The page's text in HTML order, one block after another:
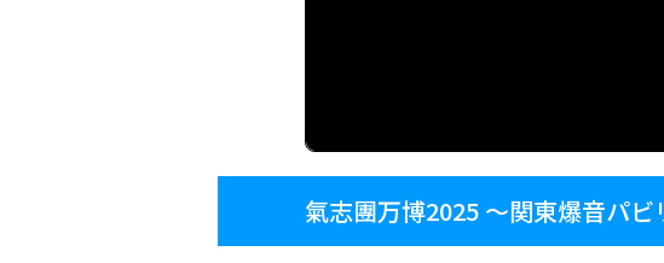
氣志團万博2025 ～関東爆音パ